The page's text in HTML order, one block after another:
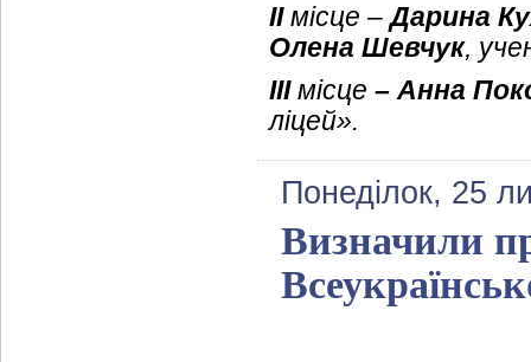
ІІмісце –Дарина
Олена Шевчук,
ІІІмісце – Анна
ліцей».
Понеділок, 25
Визначили